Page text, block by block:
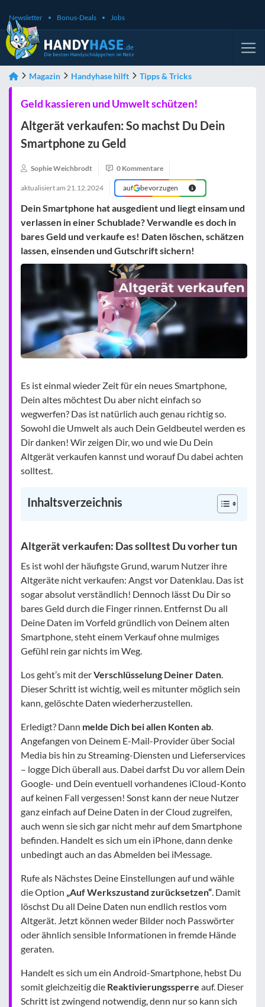
Newsletter Bonus-Deals Jobs
Magazin Handyhase hilft Tipps & Tricks
Geld kassieren und Umwelt schützen!
Altgerät verkaufen: So machst Du Dein
Smartphone zu Geld
Sophie Weichbrodt 0 Kommentare
aktualisiert am 21.12.2024 auf bevorzugen
Dein Smartphone hat ausgedient und liegt einsam und
verlassen in einer Schublade? Verwandle es doch in
bares Geld und verkaufe es! Daten löschen, schätzen
lassen, einsenden und Gutschrift sichern!
Es ist einmal wieder Zeit für ein neues Smartphone,
Dein altes möchtest Du aber nicht einfach so
wegwerfen? Das ist natürlich auch genau richtig so.
Sowohl die Umwelt als auch Dein Geldbeutel werden es
Dir danken! Wir zeigen Dir, wo und wie Du Dein
Altgerät verkaufen kannst und worauf Du dabei achten
solltest.
Inhaltsverzeichnis
Altgerät verkaufen: Das solltest Du vorher tun
Es ist wohl der häufigste Grund, warum Nutzer ihre
Altgeräte nicht verkaufen: Angst vor Datenklau. Das ist
sogar absolut verständlich! Dennoch lässt Du Dir so
bares Geld durch die Finger rinnen. Entfernst Du all
Deine Daten im Vorfeld gründlich von Deinem alten
Smartphone, steht einem Verkauf ohne mulmiges
Gefühl rein gar nichts im Weg.
Los geht’s mit derVerschlüsselung Deiner Daten
Dieser Schritt ist wichtig, weil es mitunter möglich sein
kann, gelöschte Daten wiederherzustellen.
Erledigt? Dann melde Dich bei allen Konten ab
Angefangen von Deinem E-Mail-Provider über Social
Media bis hin zu Streaming-Diensten und Lieferservices
– logge Dich überall aus. Dabei darfst Du vor allem Dein
Google- und Dein eventuell vorhandenes iCloud-Konto
auf keinen Fall vergessen! Sonst kann der neue Nutzer
ganz einfach auf Deine Daten in der Cloud zugreifen,
auch wenn sie sich gar nicht mehr auf dem Smartphone
befinden. Handelt es sich um ein iPhone, dann denke
unbedingt auch an das Abmelden bei iMessage.
Rufe als Nächstes Deine Einstellungen auf und wähle
die Option „Auf Werkszustand zurücksetzen“ . Damit
löschst Du all Deine Daten nun endlich restlos vom
Altgerät. Jetzt können weder Bilder noch Passwörter
oder ähnlich sensible Informationen in fremde Hände
geraten.
Handelt es sich um ein Android-Smartphone, hebst Du
somit gleichzeitig die Reaktivierungssperre auf. Dieser
Schritt ist zwingend notwendig, denn nur so kann sich